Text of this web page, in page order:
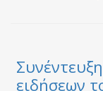
ειδήσεων